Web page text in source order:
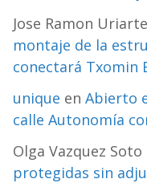
Jose Ramon
montaje de la
conectará Txomin
unique en Abierto
calle Autonomía
Olga Vazquez Soto
protegidas sin